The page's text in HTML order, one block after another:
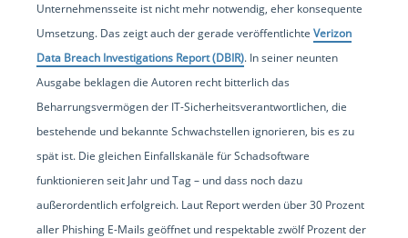
Unternehmensseite ist nicht mehr notwendig, eher konsequente
Umsetzung. Das zeigt auch der gerade veröffentlichte Verizon
Data Breach Investigations Report (DBIR). In seiner neunten
Ausgabe beklagen die Autoren recht bitterlich das
Beharrungsvermögen der IT-Sicherheitsverantwortlichen, die
bestehende und bekannte Schwachstellen ignorieren, bis es zu
spät ist. Die gleichen Einfallskanäle für Schadsoftware
funktionieren seit Jahr und Tag – und dass noch dazu
außerordentlich erfolgreich. Laut Report werden über 30 Prozent
aller Phishing E-Mails geöffnet und respektable zwölf Prozent der